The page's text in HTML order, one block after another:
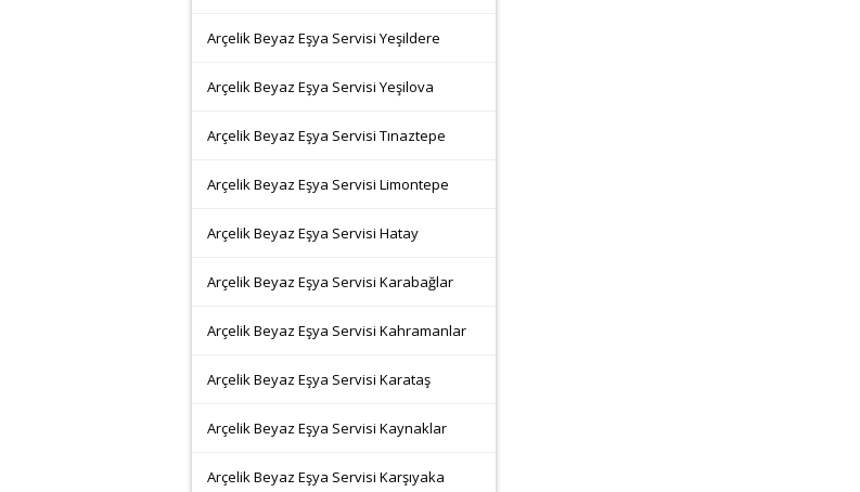
Arçelik Beyaz Eşya Servisi Yeşildere
Arçelik Beyaz Eşya Servisi Yeşilova
Arçelik Beyaz Eşya Servisi Tınaztepe
Arçelik Beyaz Eşya Servisi Limontepe
Arçelik Beyaz Eşya Servisi Hatay
Arçelik Beyaz Eşya Servisi Karabağlar
Arçelik Beyaz Eşya Servisi Kahramanlar
Arçelik Beyaz Eşya Servisi Karataş
Arçelik Beyaz Eşya Servisi Kaynaklar
Arçelik Beyaz Eşya Servisi Karşıyaka